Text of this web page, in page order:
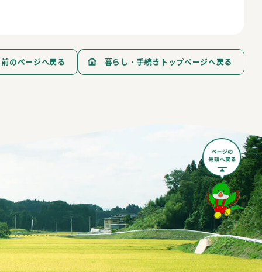
前のページへ戻る 暮らし・手続きトップページへ戻る